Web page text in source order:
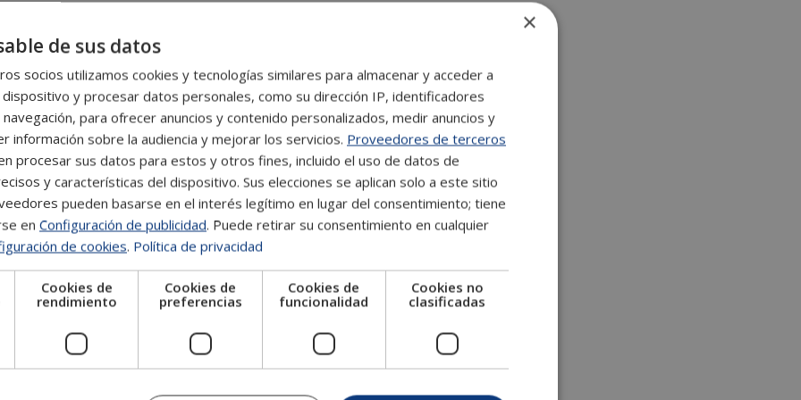
con las ciencias penales, los fundamentos de la
criminal, los principios de la psicología
entre otros conceptos vinculados a estas áreas de
ejercicios de autoevaluación que facilitan el
progresiva de los conocimientos adquiridos.
emprendedores, trabajadores, estudiantes y a
relacionados con la criminología, la investigación
quienes desean ampliar su formación académica
de estudio, sin necesidad de contar con
i
v
e
:
×
de sus datos
socios utilizamos cookies y tecnologías similares para almacenar y acceder a
dispositivo y procesar datos personales, como su dirección IP, identificadores
para ofrecer anuncios y contenido personalizados, medir anuncios y
información sobre la audiencia y mejorar los servicios. Proveedores de terceros
procesar sus datos para estos y otros fines, incluido el uso de datos de
y características del dispositivo. Sus elecciones se aplican solo a este sitio
pueden basarse en el interés legítimo en lugar del consentimiento; tiene
en Configuración de publicidad. Puede retirar su consentimiento en cualquier
de cookies. Política de privacidad
Cookies de
rendimiento
Cookies de
preferencias
Cookies de
funcionalidad
Cookies no
clasificadas